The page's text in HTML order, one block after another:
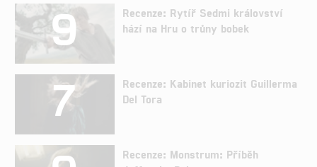
9
Recenze: Rytíř Sedmi království
hází na Hru o trůny bobek
7
Recenze: Kabinet kuriozit Guillerma
Del Tora
Recenze: Monstrum: Příběh